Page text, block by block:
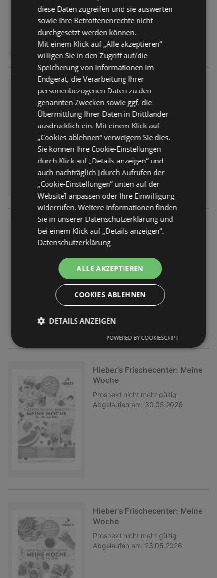
Hieber's Frischecenter: Meine
Woche
Prospekt nicht mehr gültig
Abgelaufen am: 20.06.2026
Hieber's Frischecenter: Meine
Woche
06.06.2026
Hieber's Frischecenter: Meine
Woche
Prospekt nicht mehr gültig
Abgelaufen am: 30.05.2026
Hieber's Frischecenter: Meine
Woche
Prospekt nicht mehr gültig
Abgelaufen am: 23.05.2026
diese Daten zugreifen und sie auswerten
sowie Ihre Betroffenenrechte nicht
durchgesetzt werden können.
Mit einem Klick auf „Alle akzeptieren“
willigen Sie in den Zugriff auf/die
Speicherung von Informationen im
Endgerät, die Verarbeitung Ihrer
personenbezogenen Daten zu den
genannten Zwecken sowie ggf. die
Übermittlung Ihrer Daten in Drittländer
ausdrücklich ein. Mit einem Klick auf
„Cookies ablehnen“ verweigern Sie dies.
Sie können Ihre Cookie-Einstellungen
durch Klick auf „Details anzeigen“ und
auch nachträglich [durch Aufrufen der
„Cookie-Einstellungen“ unten auf der
Website] anpassen oder Ihre Einwilligung
widerrufen. Weitere Informationen finden
Sie in unserer Datenschutzerklärung und
bei einem Klick auf „Details anzeigen“.
Datenschutzerklärung
ALLE AKZEPTIEREN
COOKIES ABLEHNEN
DETAILS ANZEIGEN
POWERED BY COOKIESCRIPT